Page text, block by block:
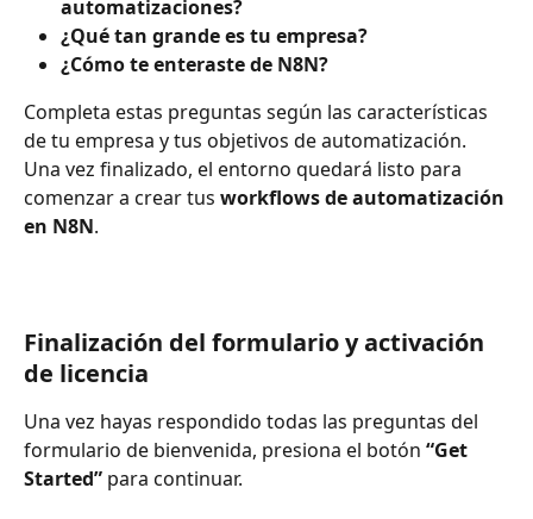
automatizaciones?
¿Qué tan grande es tu empresa?
¿Cómo te enteraste de N8N?
Completa estas preguntas según las características
de tu empresa y tus objetivos de automatización.
Una vez finalizado, el entorno quedará listo para
comenzar a crear tus workflows de automatización
en N8N.
Finalización del formulario y activación
de licencia
Una vez hayas respondido todas las preguntas del
formulario de bienvenida, presiona el botón “Get
Started” para continuar.